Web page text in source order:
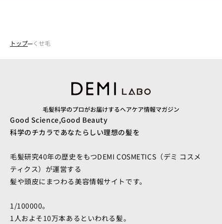
トップ くせ毛
毛髪科学のプロがお届けするヘアケア情報マガジン
Good Science,Good Beauty
科学のチカラであなたらしい理想の髪を
毛髪研究40年の歴史をもつDEMI COSMETICS（デミ コスメ
ティクス）が運営する
髪や頭皮にまつわる美容情報サイトです。
1/100000。
1人およそ10万本あるといわれる髪。